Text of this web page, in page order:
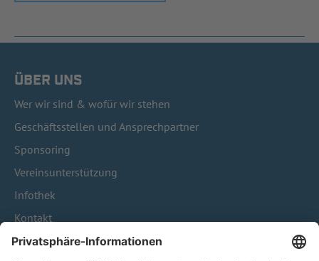
ÜBER UNS
Wer wir sind & wofür wir stehen
Geschäftsstellen und Ansprechpartner
Sponsoring
Vereinsunterstützung
Infothek
Kontakt